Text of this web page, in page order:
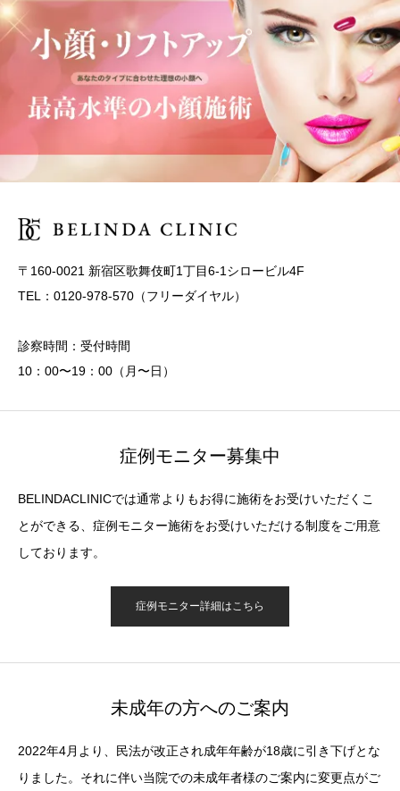
〒160-0021 新宿区歌舞伎町1丁目6-1シロービル4F
TEL：0120-978-570（フリーダイヤル）
診察時間：受付時間
10：00〜19：00（月〜日）
症例モニター募集中
BELINDACLINICでは通常よりもお得に施術をお受けいただくこ
とができる、症例モニター施術をお受けいただける制度をご用意
しております。
症例モニター詳細はこちら
未成年の方へのご案内
2022年4月より、民法が改正され成年年齢が18歳に引き下げとな
りました。それに伴い当院での未成年者様のご案内に変更点がご